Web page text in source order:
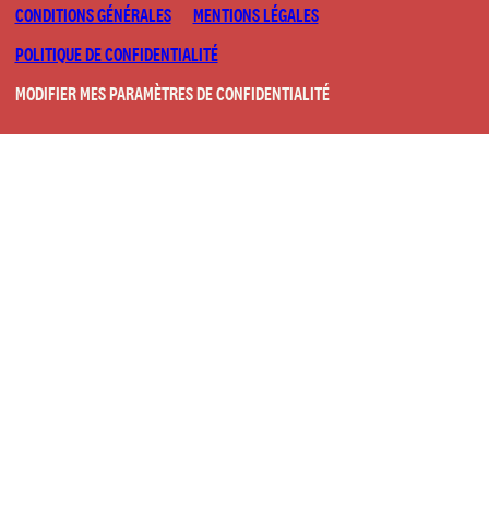
CONDITIONS GÉNÉRALES
MENTIONS LÉGALES
POLITIQUE DE CONFIDENTIALITÉ
MODIFIER MES PARAMÈTRES DE CONFIDENTIALITÉ